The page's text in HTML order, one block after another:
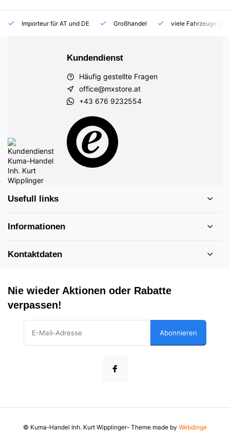
Importeur für AT und DE Großhandel viele Fahrzeuge auf
Kundendienst
Häufig gestellte Fragen
office@mxstore.at
+43 676 9232554
Usefull links
Informationen
Kontaktdaten
Nie wieder Aktionen oder Rabatte
verpassen!
Abonnieren
© Kuma-Handel Inh. Kurt Wipplinger- Theme made by Webdinge